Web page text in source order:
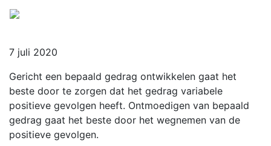
7 juli 2020
Gericht een bepaald gedrag ontwikkelen gaat het
beste door te zorgen dat het gedrag variabele
positieve gevolgen heeft. Ontmoedigen van bepaald
gedrag gaat het beste door het wegnemen van de
positieve gevolgen.